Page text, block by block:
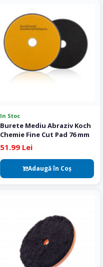
In Stoc
Burete Mediu Abraziv Koch
Chemie Fine Cut Pad 76 mm
51.99 Lei
Adaugă în Coş